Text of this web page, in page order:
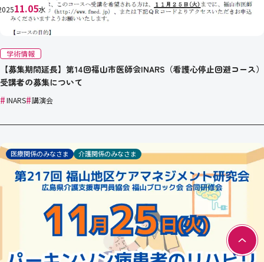
11.05水
学術情報
【募集期間延長】第14回福山市医師会INARS（看護心停止回避コース）
受講者の募集について
#INARS#講演会
医療関係のみなさま 介護関係のみなさま